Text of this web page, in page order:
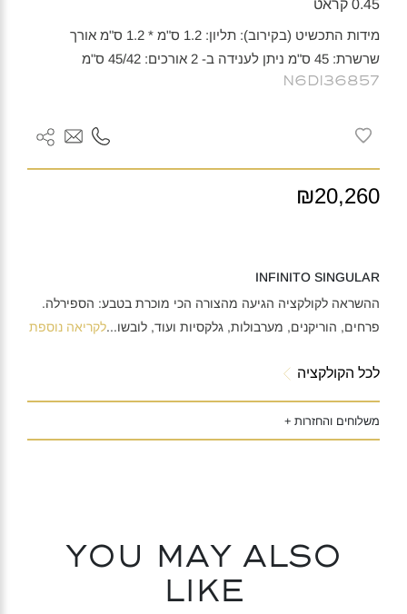
0.45 קראט
מידות התכשיט (בקירוב): תליון: 1.2 ס"מ * 1.2 ס"מ אורך
שרשרת: 45 ס"מ ניתן לענידה ב- 2 אורכים: 45/42 ס"מ
N6DI36857
₪20,260
INFINITO SINGULAR
ההשראה לקולקציה הגיעה מהצורה הכי מוכרת בטבע: הספירלה.
פרחים, הוריקנים, מערבולות, גלקסיות ועוד, לובשו...לקריאה נוספת
לכל הקולקציה
משלוחים והחזרות +
You may also
like